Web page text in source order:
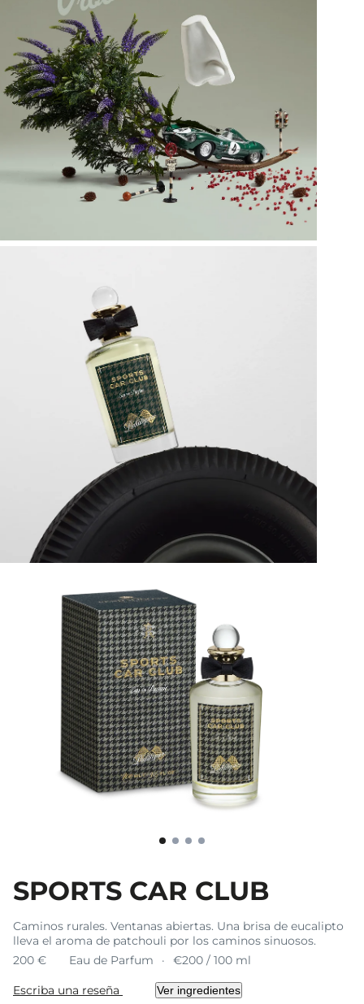
SPORTS CAR CLUB
Caminos rurales. Ventanas abiertas. Una brisa de eucalipto
lleva el aroma de patchouli por los caminos sinuosos.
200 €
Eau de Parfum €200 / 100 ml
Escriba una reseña Ver ingredientes